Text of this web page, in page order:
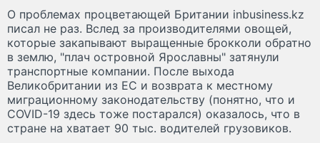
О проблемах процветающей Британии inbusiness.kz
писал не раз. Вслед за производителями овощей,
которые закапывают выращенные брокколи обратно
в землю, "плач островной Ярославны" затянули
транспортные компании. После выхода
Великобритании из ЕС и возврата к местному
миграционному законодательству (понятно, что и
COVID-19 здесь тоже постарался) оказалось, что в
стране на хватает 90 тыс. водителей грузовиков.